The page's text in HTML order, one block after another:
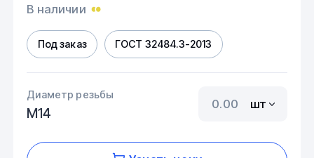
В наличии
Под заказ ГОСТ 32484.3-2013
Диаметр резьбы
М14
шт